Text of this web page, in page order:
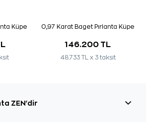
Küpe 0,97 Karat Baget Pırlanta Küpe
146.200 TL
48.733 TL x 3 taksit
ZEN'dir